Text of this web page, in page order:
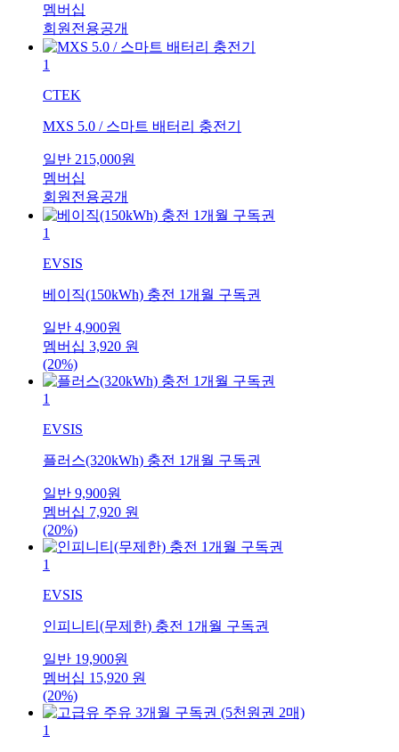
멤버십
회원전용공개
1
CTEK
MXS 5.0 / 스마트 배터리 충전기
일반 215,000원
멤버십
회원전용공개
1
EVSIS
베이직(150kWh) 충전 1개월 구독권
일반 4,900원
멤버십 3,920 원
(20%)
1
EVSIS
플러스(320kWh) 충전 1개월 구독권
일반 9,900원
멤버십 7,920 원
(20%)
1
EVSIS
인피니티(무제한) 충전 1개월 구독권
일반 19,900원
멤버십 15,920 원
(20%)
1